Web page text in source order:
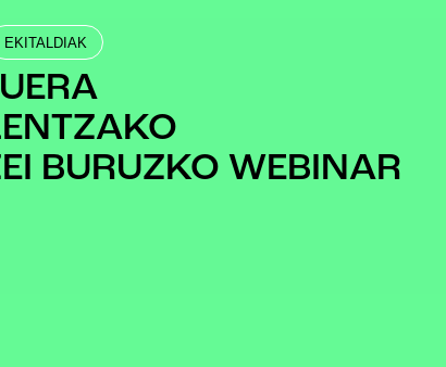
EKITALDIAK
BURUZKO WEBINAR